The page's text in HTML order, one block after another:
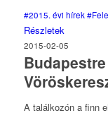
#2015. évi hírek
Részletek
2015-02-05
A találkozón a finn